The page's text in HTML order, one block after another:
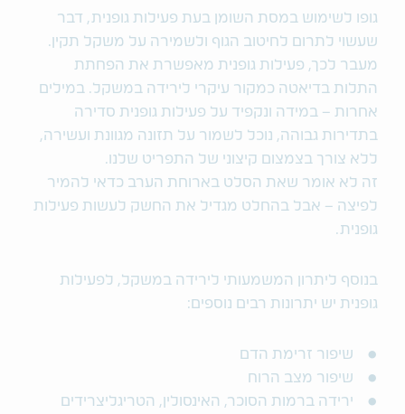
גופו לשימוש במסת השומן בעת פעילות גופנית, דבר
שעשוי לתרום לחיטוב הגוף ולשמירה על משקל תקין.
מעבר לכך, פעילות גופנית מאפשרת את הפחתת
התלות בדיאטה כמקור עיקרי לירידה במשקל. במילים
אחרות – במידה ונקפיד על פעילות גופנית סדירה
בתדירות גבוהה, נוכל לשמור על תזונה מגוונת ועשירה,
ללא צורך בצמצום קיצוני של התפריט שלנו.
זה לא אומר שאת הסלט בארוחת הערב כדאי להמיר
לפיצה – אבל בהחלט מגדיל את החשק לעשות פעילות
גופנית.
בנוסף ליתרון המשמעותי לירידה במשקל, לפעילות
גופנית יש יתרונות רבים נוספים:
שיפור זרימת הדם
שיפור מצב הרוח
ירידה ברמות הסוכר, האינסולין, הטריגליצרידים